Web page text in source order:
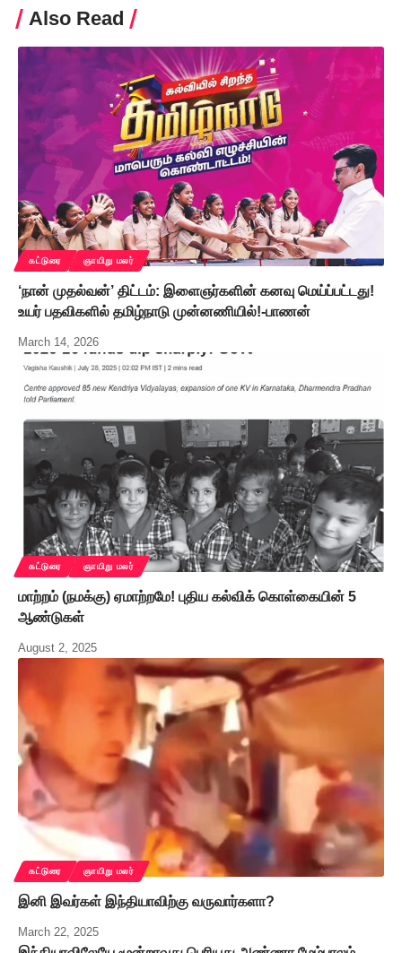
Also Read
கட்டுரை ஞாயிறு மலர்
‘நான் முதல்வன்’ திட்டம்: இளைஞர்களின் கனவு மெய்ப்பட்டது!
உயர் பதவிகளில் தமிழ்நாடு முன்னணியில்!-பாணன்
March 14, 2026
கட்டுரை ஞாயிறு மலர்
மாற்றம் (நமக்கு) ஏமாற்றமே! புதிய கல்விக் கொள்கையின் 5
ஆண்டுகள்
August 2, 2025
கட்டுரை ஞாயிறு மலர்
இனி இவர்கள் இந்தியாவிற்கு வருவார்களா?
March 22, 2025